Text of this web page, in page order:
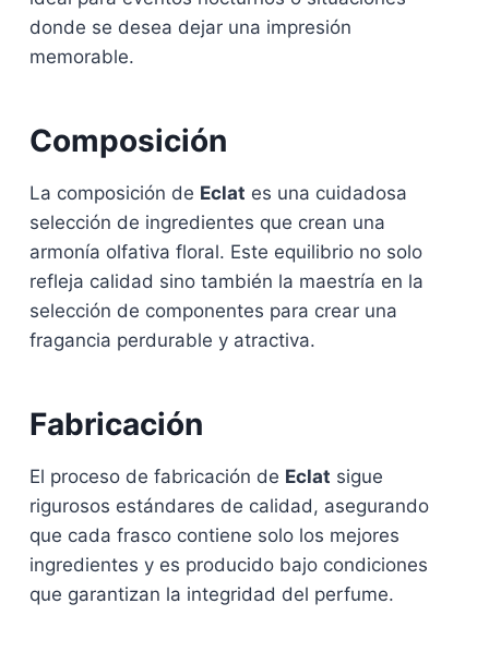
donde se desea dejar una impresión
memorable.
Composición
La composición de Eclat es una cuidadosa
selección de ingredientes que crean una
armonía olfativa floral. Este equilibrio no solo
refleja calidad sino también la maestría en la
selección de componentes para crear una
fragancia perdurable y atractiva.
Fabricación
El proceso de fabricación de Eclat sigue
rigurosos estándares de calidad, asegurando
que cada frasco contiene solo los mejores
ingredientes y es producido bajo condiciones
que garantizan la integridad del perfume.